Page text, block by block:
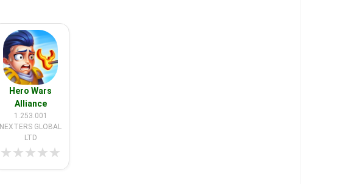
Hero Wars
Alliance
1.253.001
NEXTERS GLOBAL
LTD
★★★★★